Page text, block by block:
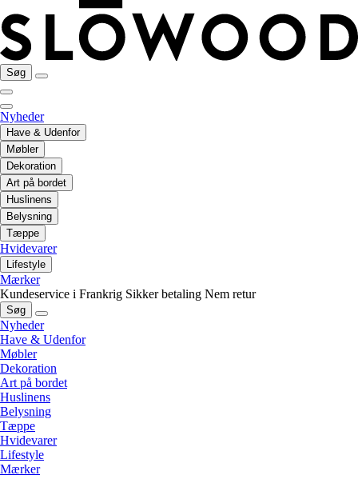
Søg
Nyheder
Have & Udenfor
Møbler
Dekoration
Art på bordet
Huslinens
Belysning
Tæppe
Hvidevarer
Lifestyle
Mærker
Kundeservice i Frankrig Sikker betaling Nem retur
Søg
Nyheder
Have & Udenfor
Møbler
Dekoration
Art på bordet
Huslinens
Belysning
Tæppe
Hvidevarer
Lifestyle
Mærker